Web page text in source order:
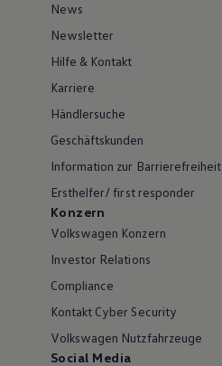
News
Newsletter
Hilfe & Kontakt
Karriere
Händlersuche
Geschäftskunden
Information zur Barrierefreiheit
Ersthelfer/ first responder
Konzern
Volkswagen Konzern
Investor Relations
Compliance
Kontakt Cyber Security
Volkswagen Nutzfahrzeuge
Social Media